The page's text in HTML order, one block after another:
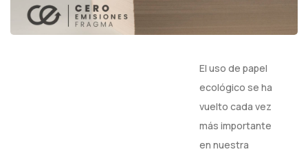
El uso de papel
ecológico se ha
vuelto cada vez
más importante
en nuestra